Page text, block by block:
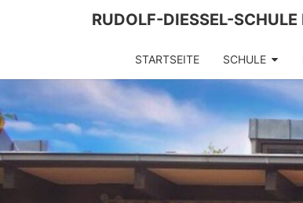
RUDOLF-DIESSEL-SCHULE
STARTSEITE SCHULE